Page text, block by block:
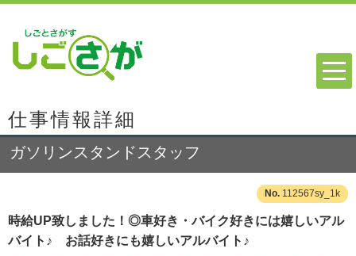
仕事情報詳細
ガソリンスタンドスタッフ
112567sy_1k
時給UP致しました！◎車好き・バイク好きには嬉しいアル
バイト♪ お話好きにも嬉しいアルバイト♪